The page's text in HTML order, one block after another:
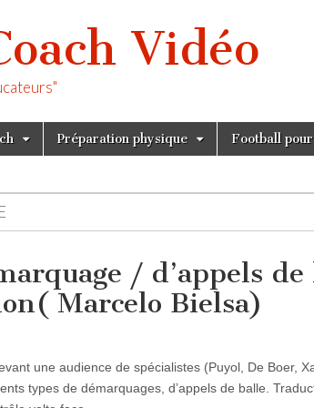
Vidéo
Préparation physique Football
/ d’appels de
Marcelo Bielsa)
une audience de spécialistes (Puyol, De Boer,
types de démarquages, d’appels de balle.